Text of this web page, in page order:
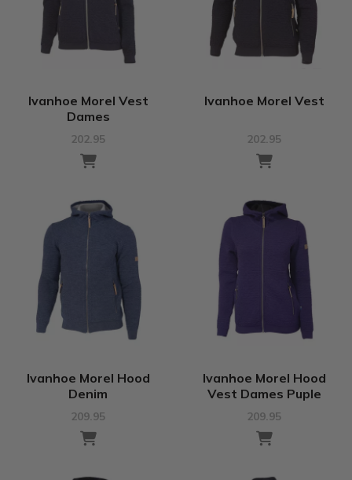
Ivanhoe Morel Vest
Dames
202.95
Ivanhoe Morel Vest
202.95
Ivanhoe Morel Hood
Denim
209.95
Ivanhoe Morel Hood
Vest Dames Puple
209.95